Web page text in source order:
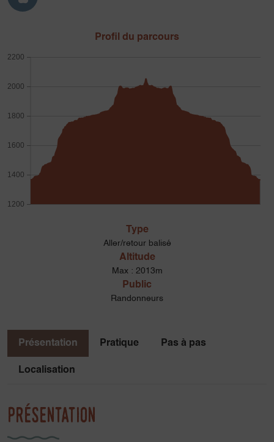
Profil du parcours
1200
1400
1600
1800
2000
2200
Type
Aller/retour balisé
Altitude
Max : 2013m
Public
Randonneurs
Présentation Pratique Pas à pas
Localisation
Présentation